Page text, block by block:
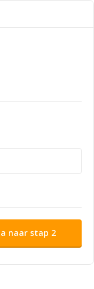
naar stap 2